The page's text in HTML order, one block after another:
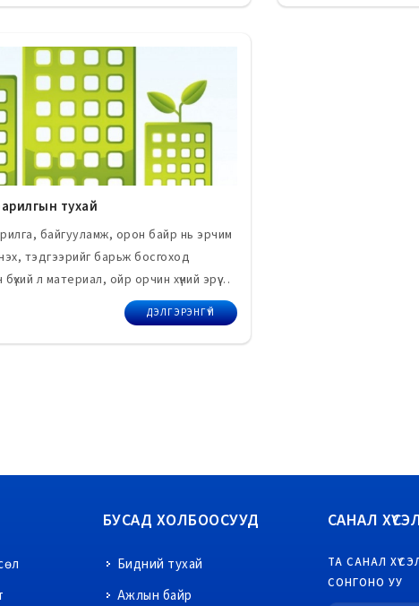
гаргажээ.
тухай
байгууламж, орон байр нь эрчим
тэдгээрийг барьж босгоход
л материал, ойр орчин хүний эрүүл
орчинд аль болох хортой нөлөөгүй
барилгад баримтлах гол
зарчим.
ДЭЛГЭРЭНГҮЙ
БУСАД ХОЛБООСУУД
Бидний тухай
Ажлын байр
САНАЛ
ТА САНАЛ
СОНГОНО УУ